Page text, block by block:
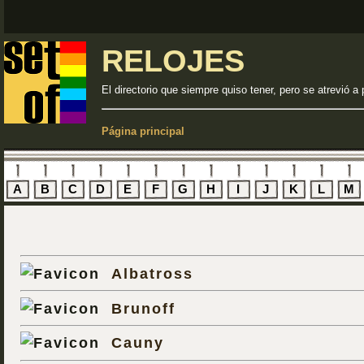
RELOJES
El directorio que siempre quiso tener, pero se atrevió a
Página principal
A B C D E F G H I J K L M
Albatross
Brunoff
Cauny